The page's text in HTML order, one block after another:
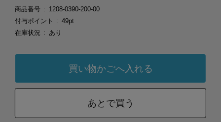
商品番号
1208-0390-200-00
付与ポイント
49pt
在庫状況
あり
あとで買う